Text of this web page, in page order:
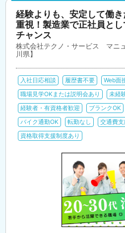
経験よりも、安定して働
重視！製造業で正社員と
チャンス
株式会社テクノ・サービス マニ
川県】
入社日応相談 履歴書不要
Web面
職場見学OKまたは説明会あり
未経
経験者・有資格者歓迎
ブランクOK
バイク通勤OK
転勤なし 交通費
資格取得支援制度あり